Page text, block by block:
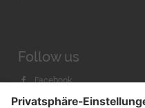
Follow us
Facebook
Instagram